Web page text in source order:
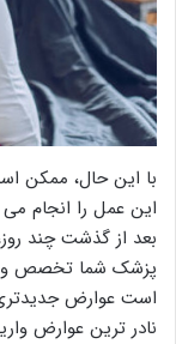
با این حال، ممکن
این عمل را انجام
بعد از گذشت چند
پزشک شما تخصص و
است عوارض
نادر ترین عوارض